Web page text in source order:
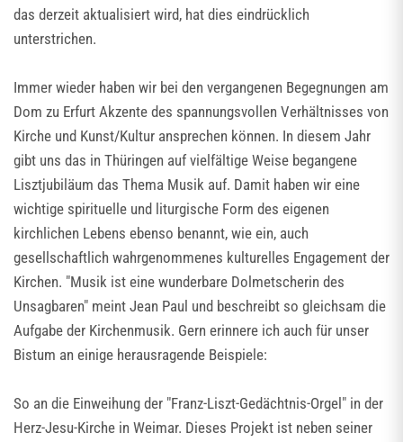
das derzeit aktualisiert wird, hat dies eindrücklich
unterstrichen.
Immer wieder haben wir bei den vergangenen Begegnungen am
Dom zu Erfurt Akzente des spannungsvollen Verhältnisses von
Kirche und Kunst/Kultur ansprechen können. In diesem Jahr
gibt uns das in Thüringen auf vielfältige Weise begangene
Lisztjubiläum das Thema Musik auf. Damit haben wir eine
wichtige spirituelle und liturgische Form des eigenen
kirchlichen Lebens ebenso benannt, wie ein, auch
gesellschaftlich wahrgenommenes kulturelles Engagement der
Kirchen. "Musik ist eine wunderbare Dolmetscherin des
Unsagbaren" meint Jean Paul und beschreibt so gleichsam die
Aufgabe der Kirchenmusik. Gern erinnere ich auch für unser
Bistum an einige herausragende Beispiele:
So an die Einweihung der "Franz-Liszt-Gedächtnis-Orgel" in der
Herz-Jesu-Kirche in Weimar. Dieses Projekt ist neben seiner